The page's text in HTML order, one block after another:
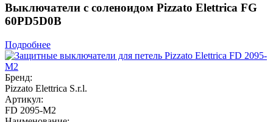
Выключатели с соленоидом Pizzato Elettrica FG
60PD5D0B
Подробнее
Бренд:
Pizzato Elettrica S.r.l.
Артикул:
FD 2095-M2